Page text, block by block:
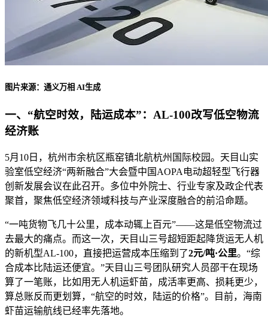
图片来源：通义万相 AI生成
一、“航空时效，陆运成本”：AL-100改写低空物流
经济账
5月10日，杭州市余杭区瓶窑镇北航杭州国际校园。天目山实
验室低空经济“两新融合”大会暨中国AOPA电动超轻型飞行器
创新发展会议在此召开。多位中外院士、行业专家及政企代表
聚首，聚焦低空经济领域科技与产业深度融合的前沿命题。
“一吨货物飞几十公里，成本动辄上百元”——这是低空物流过
去最大的痛点。而这一次，天目山三号超短距起降货运无人机
的新机型AL-100，直接把运营成本压缩到了2元/吨·公里。“综
合成本比陆运还便宜。”天目山三号团队研究人员邵干在现场
算了一笔账，比如用无人机运虾苗，成活率更高、损耗更少，
算总账反而更划算，“航空的时效，陆运的价格”。目前，海南
虾苗运输航线已经率先落地。